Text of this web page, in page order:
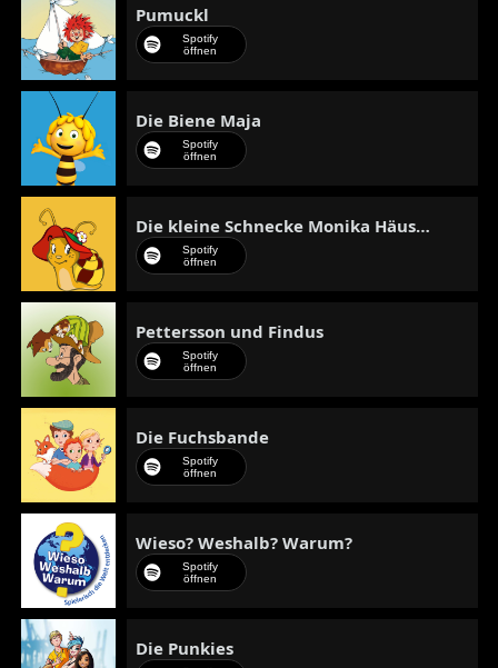
Pumuckl
Spotify
öffnen
Die Biene Maja
Spotify
öffnen
Die kleine Schnecke Monika Häuschen
Spotify
öffnen
Pettersson und Findus
Spotify
öffnen
Die Fuchsbande
Spotify
öffnen
Wieso? Weshalb? Warum?
Spotify
öffnen
Die Punkies